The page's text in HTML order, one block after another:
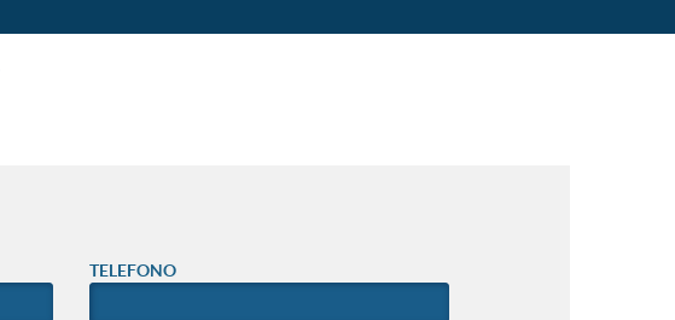
TELEFONO